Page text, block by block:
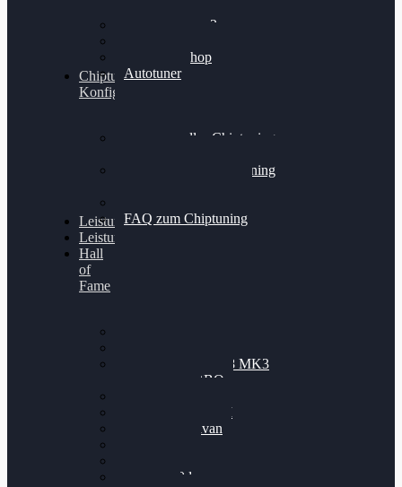
Alientech Kess3
Alientech Shop
Autotuner
Chiptuning
Konfigurator
Professionelles Chiptuning
Professionelles Chiptuning
FAQ zum Chiptuning
Leistungsmessung
Leistungsprüfstand
Hall
of
Fame
Nissan GT-R35 3.8 MK3
V6 TWINTURBO
VW Passat 2.0TDI
VW T6 Multivan
BMW 120d